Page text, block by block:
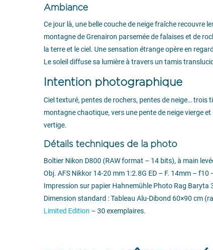
Ambiance
Ce jour là, une belle couche de neige fraîche recouvre
montagne de Grenairon parsemée de falaises et de
la terre et le ciel. Une sensation étrange opère en
Le soleil diffuse sa lumière à travers un tamis
Intention photographique
Ciel texturé, pentes de rochers, pentes de neige… trois
montagne chaotique, vers une pente de neige vierge
vertige.
Détails techniques de la photo
Boîtier Nikon D800 (RAW format – 14 bits), à main
Obj. AFS Nikkor 14-20 mm 1:2.8G ED – F. 14mm – f10
Impression sur papier Hahnemühle Photo Rag Baryta
Dimension standard : Tableau Alu-Dibond 60×90 cm
Limited Edition – 30 exemplaires.